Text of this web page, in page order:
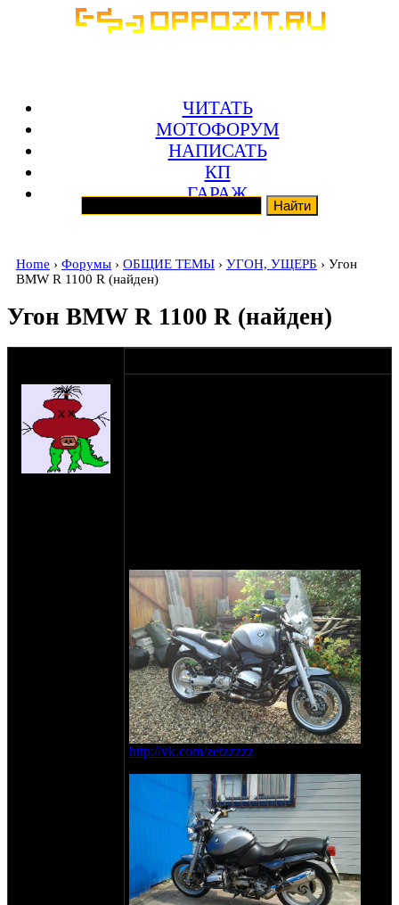
ЧИТАТЬ
МОТОФОРУМ
НАПИСАТЬ
КП
ГАРАЖ
Home › Форумы › ОБЩИЕ ТЕМЫ › УГОН, УЩЕРБ › Угон
BMW R 1100 R (найден)
Угон BMW R 1100 R (найден)
http://vk.com/zetzzzzz